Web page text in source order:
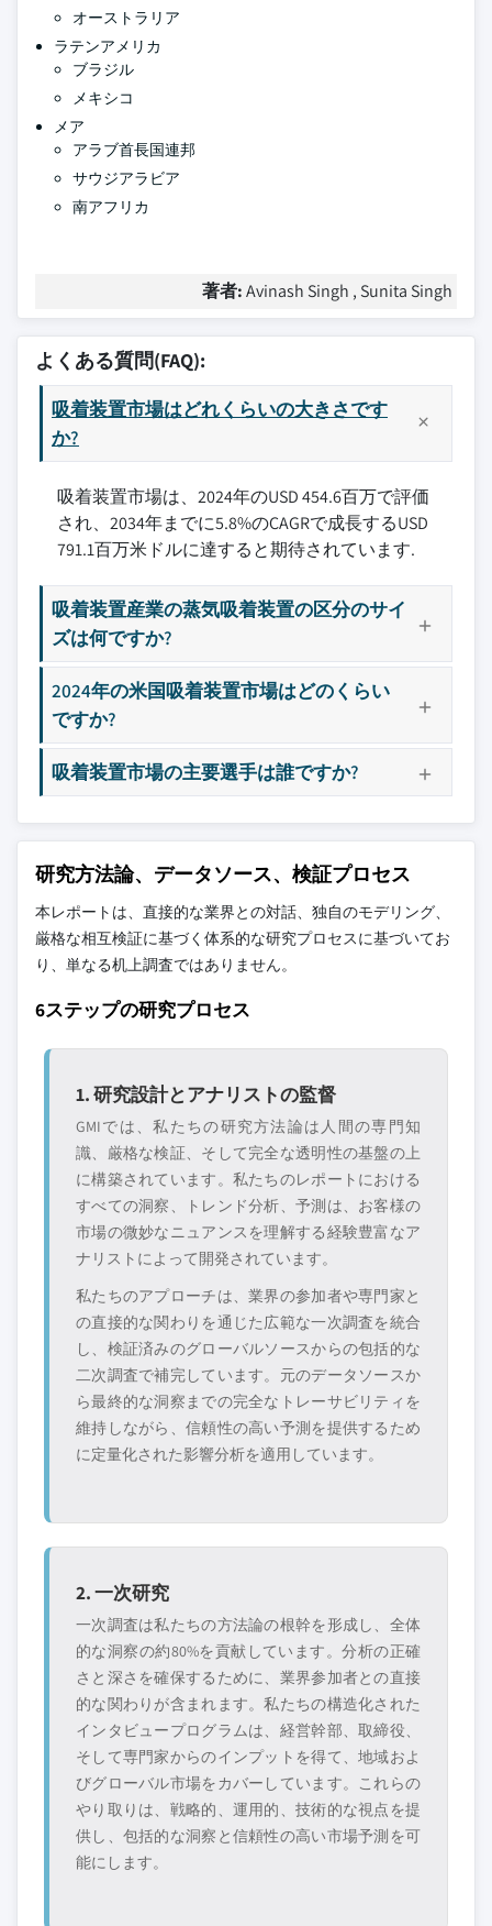
オーストラリア
ラテンアメリカ
ブラジル
メキシコ
メア
アラブ首長国連邦
サウジアラビア
南アフリカ
著者:Avinash Singh , Sunita Singh
よくある質問(FAQ):
吸着装置市場はどれくらいの大きさです
か?
吸着装置市場は、2024年のUSD 454.6百万で評価
され、2034年までに5.8%のCAGRで成長するUSD
791.1百万米ドルに達すると期待されています.
吸着装置産業の蒸気吸着装置の区分のサイ
ズは何ですか?
2024年の米国吸着装置市場はどのくらい
ですか?
吸着装置市場の主要選手は誰ですか?
研究方法論、データソース、検証プロセス
本レポートは、直接的な業界との対話、独自のモデリング、
厳格な相互検証に基づく体系的な研究プロセスに基づいてお
り、単なる机上調査ではありません。
6ステップの研究プロセス
1. 研究設計とアナリストの監督
GMIでは、私たちの研究方法論は人間の専門知
識、厳格な検証、そして完全な透明性の基盤の上
に構築されています。私たちのレポートにおける
すべての洞察、トレンド分析、予測は、お客様の
市場の微妙なニュアンスを理解する経験豊富なア
ナリストによって開発されています。
私たちのアプローチは、業界の参加者や専門家と
の直接的な関わりを通じた広範な一次調査を統合
し、検証済みのグローバルソースからの包括的な
二次調査で補完しています。元のデータソースか
ら最終的な洞察までの完全なトレーサビリティを
維持しながら、信頼性の高い予測を提供するため
に定量化された影響分析を適用しています。
2. 一次研究
一次調査は私たちの方法論の根幹を形成し、全体
的な洞察の約80%を貢献しています。分析の正確
さと深さを確保するために、業界参加者との直接
的な関わりが含まれます。私たちの構造化された
インタビュープログラムは、経営幹部、取締役、
そして専門家からのインプットを得て、地域およ
びグローバル市場をカバーしています。これらの
やり取りは、戦略的、運用的、技術的な視点を提
供し、包括的な洞察と信頼性の高い市場予測を可
能にします。